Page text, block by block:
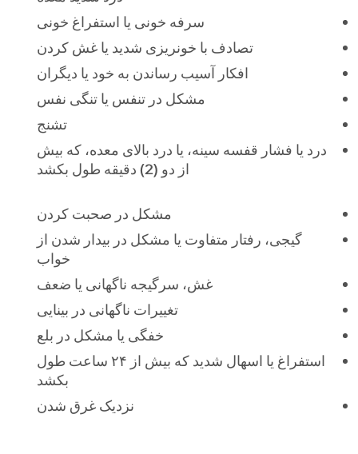
سرفه خونی یا استفراغ خونی
تصادف با خونریزی شدید یا غش کردن
افکار آسیب رساندن به خود یا دیگران
مشکل در تنفس یا تنگی نفس
تشنج
درد یا فشار قفسه سینه، یا درد بالای معده، که بیش
از دو (2) دقیقه طول بکشد
مشکل در صحبت کردن
گیجی، رفتار متفاوت یا مشکل در بیدار شدن از
خواب
غش، سرگیجه ناگهانی یا ضعف
تغییرات ناگهانی در بینایی
خفگی یا مشکل در بلع
استفراغ یا اسهال شدید که بیش از ۲۴ ساعت طول
بکشد
نزدیک غرق شدن